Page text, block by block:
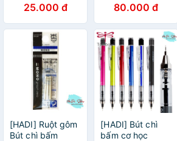
25.000 đ 80.000 đ
[HADI] Ruột gôm
Bút chì bấm
[HADI] Bút chì
bấm cơ học